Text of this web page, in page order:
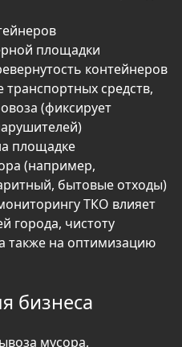
площадки
контейнеров
средств,
(фиксирует
площадке
(например,
бытовые отходы)
ТКО влияет
города, чистоту
также на оптимизацию
бизнеса
мусора,